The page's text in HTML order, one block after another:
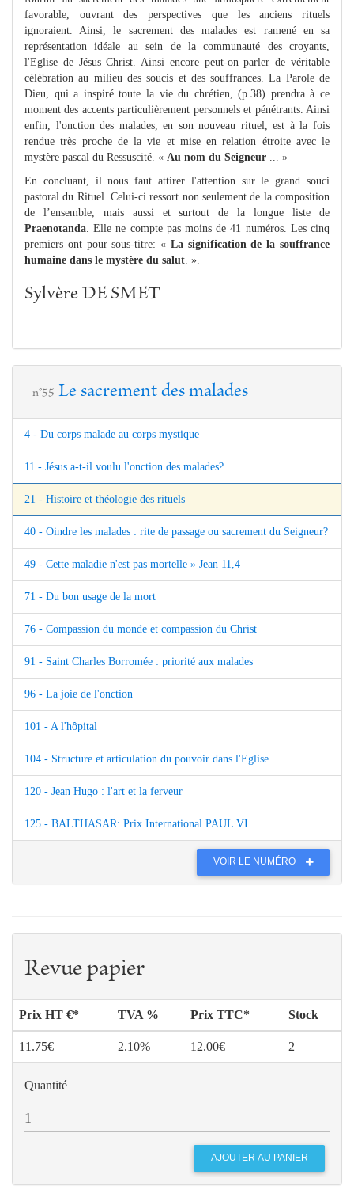
favorable, ouvrant des perspectives que les anciens rituels
ignoraient. Ainsi, le sacrement des malades est ramené en sa
représentation idéale au sein de la communauté des croyants,
l'Eglise de Jésus Christ. Ainsi encore peut-on parler de véritable
célébration au milieu des soucis et des souffrances. La Parole de
Dieu, qui a inspiré toute la vie du chrétien, (p.38) prendra à ce
moment des accents particulièrement personnels et pénétrants. Ainsi
enfin, l'onction des malades, en son nouveau rituel, est à la fois
rendue très proche de la vie et mise en relation étroite avec le
mystère pascal du Ressuscité. « Au nom du Seigneur ... »
En concluant, il nous faut attirer l'attention sur le grand souci
pastoral du Rituel. Celui-ci ressort non seulement de la composition
de l’ensemble, mais aussi et surtout de la longue liste de
Praenotanda . Elle ne compte pas moins de 41 numéros. Les cinq
premiers ont pour sous-titre: « La signification de la souffrance
humaine dans le mystère du salut . ».
Sylvère DE SMET
n°55 Le sacrement des malades
4 - Du corps malade au corps mystique
11 - Jésus a-t-il voulu l'onction des malades?
21 - Histoire et théologie des rituels
40 - Oindre les malades : rite de passage ou sacrement du Seigneur?
49 - Cette maladie n'est pas mortelle » Jean 11,4
71 - Du bon usage de la mort
76 - Compassion du monde et compassion du Christ
91 - Saint Charles Borromée : priorité aux malades
96 - La joie de l'onction
101 - A l'hôpital
104 - Structure et articulation du pouvoir dans l'Eglise
120 - Jean Hugo : l'art et la ferveur
125 - BALTHASAR: Prix International PAUL VI
VOIR LE NUMÉRO
Revue papier
Prix HT €* TVA % Prix TTC* Stock
11.75€ 2.10% 12.00€ 2
Quantité